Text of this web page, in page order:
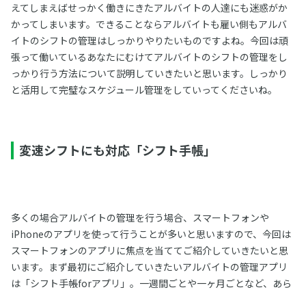
えてしまえばせっかく働きにきたアルバイトの人達にも迷惑がか
かってしまいます。できることならアルバイトも雇い側もアルバ
イトのシフトの管理はしっかりやりたいものですよね。今回は頑
張って働いているあなたにむけてアルバイトのシフトの管理をし
っかり行う方法について説明していきたいと思います。しっかり
と活用して完璧なスケジュール管理をしていってくださいね。
変速シフトにも対応「シフト手帳」
多くの場合アルバイトの管理を行う場合、スマートフォンや
iPhoneのアプリを使って行うことが多いと思いますので、今回は
スマートフォンのアプリに焦点を当ててご紹介していきたいと思
います。まず最初にご紹介していきたいアルバイトの管理アプリ
は「シフト手帳forアプリ」。一週間ごとや一ヶ月ごとなど、あら